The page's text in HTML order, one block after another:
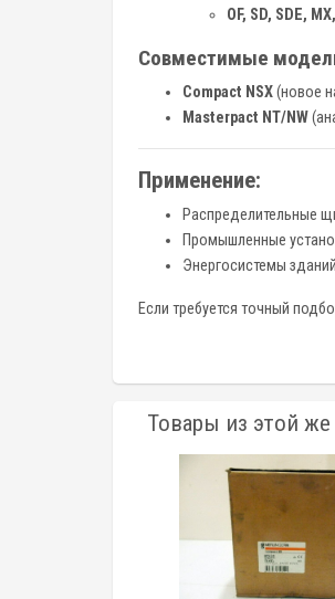
OF, SD, SDE,
Совместимые
Compact NSX(новое
Masterpact NT/NW
Применение:
Распределительные
Промышленные
Энергосистемы зданий
Если требуется точный
Товары из этой же